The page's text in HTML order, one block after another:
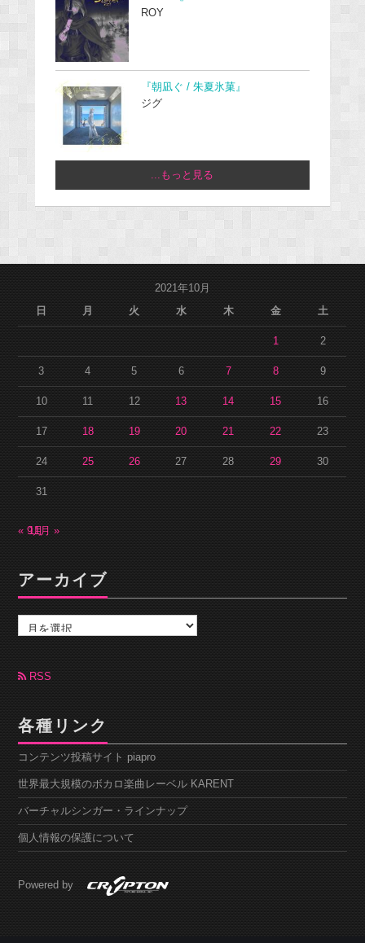
ROY
『朝凪ぐ / 朱夏氷菓』
ジグ
...もっと見る
2021年10月
日
月 火 水 木 金 土
1 2
3 4 5 6 7 8 9
10 11 12 13 14 15 16
17 18 19 20 21 22 23
24 25 26 27 28 29 30
31
« 9月
11月 »
アーカイブ
カ
ブ RSS
各種リンク
コンテンツ投稿サイト piapro
世界最大規模のボカロ楽曲レーベル KARENT
バーチャルシンガー・ラインナップ
個人情報の保護について
Powered by